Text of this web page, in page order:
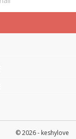
© 2026 - keshylove